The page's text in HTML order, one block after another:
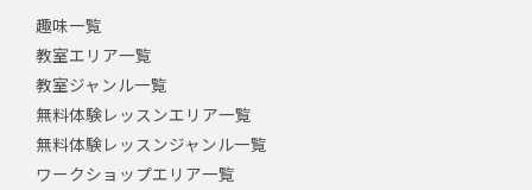
趣味一覧
教室エリア一覧
教室ジャンル一覧
無料体験レッスンエリア一覧
無料体験レッスンジャンル一覧
ワークショップエリア一覧